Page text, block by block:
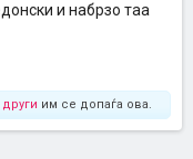
и набрзо таа
други им се допаѓа ова.